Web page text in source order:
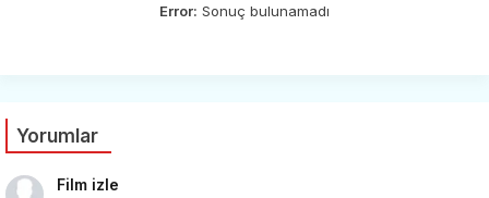
Error: Sonuç bulunamadı
Yorumlar
Film izle